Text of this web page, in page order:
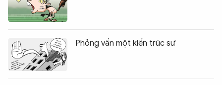
Phỏng vấn một kiến trúc sư